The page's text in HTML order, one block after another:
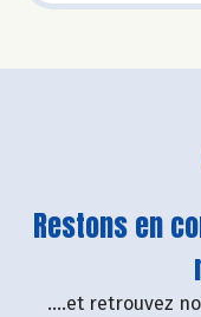
Restons en
....et retrouvez